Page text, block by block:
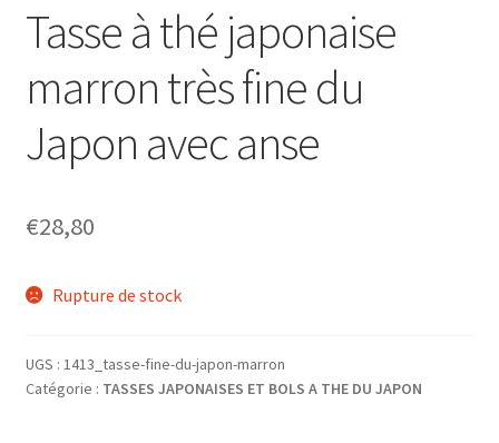
Tasse à thé japonaise
marron très fine du
Japon avec anse
€28,80
Rupture de stock
UGS : 1413_tasse-fine-du-japon-marron
Catégorie : TASSES JAPONAISES ET BOLS A THE DU JAPON